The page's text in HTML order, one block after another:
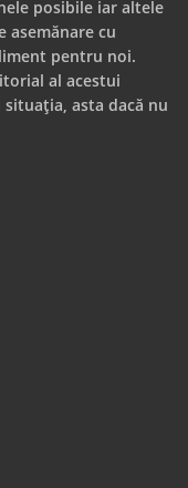
posibile iar altele
asemănare cu
pentru noi.
al acestui
asta dacă nu